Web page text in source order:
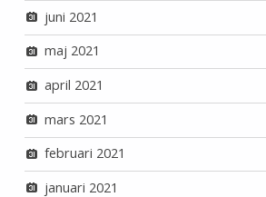
juni 2021
maj 2021
april 2021
mars 2021
februari 2021
januari 2021